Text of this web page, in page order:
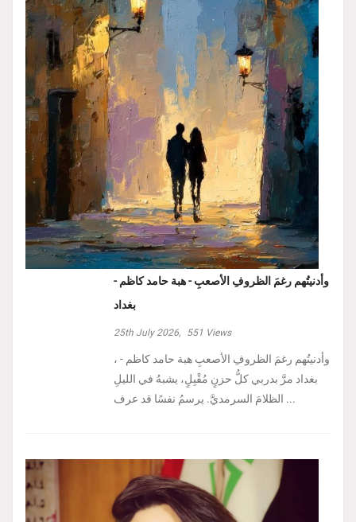
وأدنيتُهم رغمَ الظروفِ الأصعبِ - هبة حامد كاظم -
بغداد
25th July 2026, 551 Views
، وأدنيتُهم رغمَ الظروفِ الأصعبِ هبة حامد كاظم -
بغداد مرَّ بدربي كلُّ حزنٍ مُقْبِلٍ، يشبهُ في الليلِ
الظلامَ السرمديَّ. يرسمُ نفسًا قد عرف ...